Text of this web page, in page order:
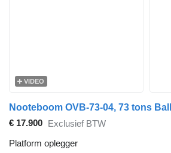
VIDEO
€ 17.900 Exclusief BTW
Platform oplegger